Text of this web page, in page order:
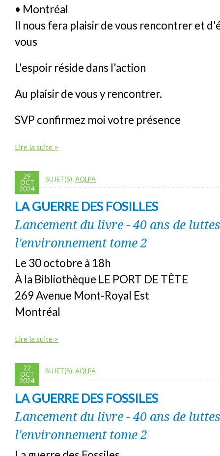
• Montréal
Il nous fera plaisir de vous rencontrer et
vous
L'espoir réside dans l'action
Au plaisir de vous y rencontrer.
SVP confirmez moi votre présence
Lire la suite >
29
OCT
2024
SUJET(S):AQLPA
LA GUERRE DES FOSILLES
Lancement du livre - 40 ans de
l'environnement tome 2
Le 30 octobre à 18h
À la Bibliothèque LE PORT DE TÊTE
269 Avenue Mont-Royal Est
Montréal
Lire la suite >
22
OCT
2024
SUJET(S):AQLPA
LA GUERRE DES FOSSILES
Lancement du livre - 40 ans de
l'environnement tome 2